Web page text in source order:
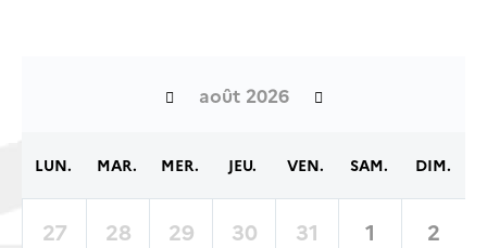
août 2026
LUN. MAR. MER. JEU. VEN. SAM. DIM.
27 28 29 30 31 1 2